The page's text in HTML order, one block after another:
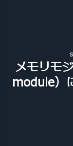
メモリモ
module）